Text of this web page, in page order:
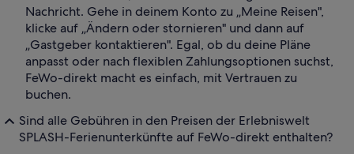
Nachricht. Gehe in deinem Konto zu „Meine Reisen",
klicke auf „Ändern oder stornieren" und dann auf
„Gastgeber kontaktieren". Egal, ob du deine Pläne
anpasst oder nach flexiblen Zahlungsoptionen suchst,
FeWo-direkt macht es einfach, mit Vertrauen zu
buchen.
Sind alle Gebühren in den Preisen der Erlebniswelt
SPLASH-Ferienunterkünfte auf FeWo-direkt enthalten?